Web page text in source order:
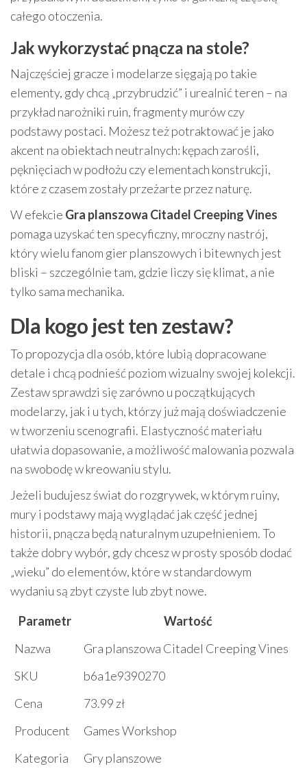
całego otoczenia.
Jak wykorzystać pnącza na stole?
Najczęściej gracze i modelarze sięgają po takie
elementy, gdy chcą „przybrudzić” i urealnić teren – na
przykład narożniki ruin, fragmenty murów czy
podstawy postaci. Możesz też potraktować je jako
akcent na obiektach neutralnych: kępach zarośli,
pęknięciach w podłożu czy elementach konstrukcji,
które z czasem zostały przeżarte przez naturę.
W efekcie Gra planszowa Citadel Creeping Vines
pomaga uzyskać ten specyficzny, mroczny nastrój,
który wielu fanom gier planszowych i bitewnych jest
bliski – szczególnie tam, gdzie liczy się klimat, a nie
tylko sama mechanika.
Dla kogo jest ten zestaw?
To propozycja dla osób, które lubią dopracowane
detale i chcą podnieść poziom wizualny swojej kolekcji.
Zestaw sprawdzi się zarówno u początkujących
modelarzy, jak i u tych, którzy już mają doświadczenie
w tworzeniu scenografii. Elastyczność materiału
ułatwia dopasowanie, a możliwość malowania pozwala
na swobodę w kreowaniu stylu.
Jeżeli budujesz świat do rozgrywek, w którym ruiny,
mury i podstawy mają wyglądać jak część jednej
historii, pnącza będą naturalnym uzupełnieniem. To
także dobry wybór, gdy chcesz w prosty sposób dodać
„wieku” do elementów, które w standardowym
wydaniu są zbyt czyste lub zbyt nowe.
Parametr
Wartość
Nazwa
Gra planszowa Citadel Creeping Vines
SKU
b6a1e9390270
Cena
73.99 zł
Producent
Games Workshop
Kategoria
Gry planszowe